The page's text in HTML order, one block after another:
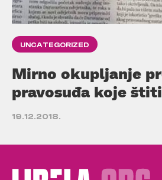
UNCATEGORIZED
Mirno okupljanje
pravosuđa koje
19.12.2018.